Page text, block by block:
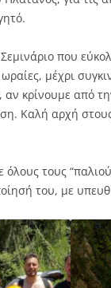
που
μέχρι
αν κρίνουμε από
Καλή αρχή
όλους τους
του, με